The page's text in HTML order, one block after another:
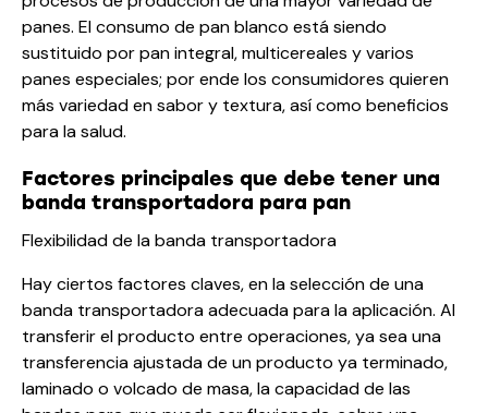
panes. El consumo de pan blanco está siendo
sustituido por pan integral, multicereales y varios
panes especiales; por ende los consumidores quieren
más variedad en sabor y textura, así como beneficios
para la salud.
Factores principales que debe tener una
banda transportadora para pan
Flexibilidad de la banda transportadora
Hay ciertos factores claves, en la selección de una
banda transportadora adecuada para la aplicación. Al
transferir el producto entre operaciones, ya sea una
transferencia ajustada de un producto ya terminado,
laminado o volcado de masa, la capacidad de las